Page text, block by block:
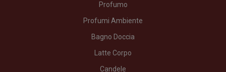
Profumo
Profumi Ambiente
Bagno Doccia
Latte Corpo
Candele